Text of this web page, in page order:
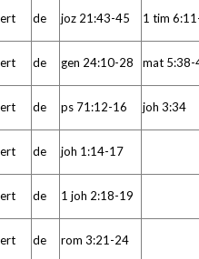
de joz 21:43-45 1 tim
de gen 24:10-28 mat 5:38-
de ps 71:12-16 joh 3:34
de joh 1:14-17
de 1 joh 2:18-19
de rom 3:21-24